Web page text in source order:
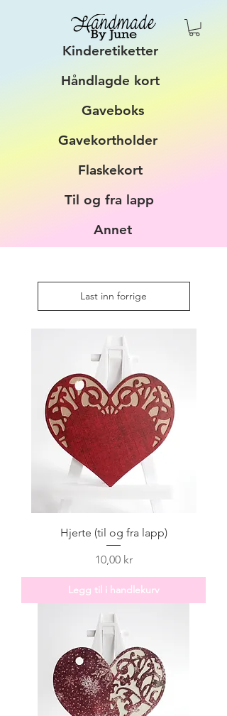
Kinderetiketter
Håndlagde kort
Gaveboks
Gavekortholder
Flaskekort
Til og fra lapp
Annet
Last inn forrige
Hjerte (til og fra lapp)
Pris
10,00 kr
Legg til i handlekurv